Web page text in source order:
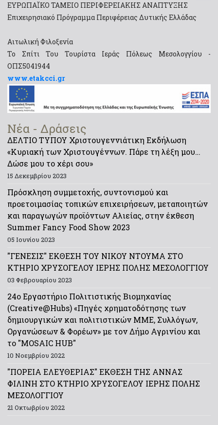
ΕΥΡΩΠΑΪΚΟ ΤΑΜΕΙΟ ΠΕΡΙΦΕΡΕΙΑΚΗΣ ΑΝΑΠΤΥΞΗΣ
Επιχειρησιακό Πρόγραμμα Περιφέρειας Δυτικής Ελλάδας
Αιτωλική Φιλοξενία
Το Σπίτι Του Τουρίστα Ιεράς Πόλεως Μεσολογγίου -
ΟΠΣ5041944
www.etakcci.gr
Νέα - Δράσεις
ΔΕΛΤΙΟ ΤΥΠΟΥ Χριστουγεννιάτικη Εκδήλωση
«Κυριακή των Χριστουγέννων. Πάρε τη λέξη μου…
Δώσε μου το χέρι σου»
15 Δεκεμβρίου 2023
Πρόσκληση συμμετοχής, συντονισμού και
προετοιμασίας τοπικών επιχειρήσεων, μεταποιητών
και παραγωγών προϊόντων Αλιείας, στην έκθεση
Summer Fancy Food Show 2023
05 Ιουνίου 2023
"ΓΕΝΕΣΙΣ" ΕΚΘΕΣΗ ΤΟΥ ΝΙΚΟΥ ΝΤΟΥΜΑ ΣΤΟ
ΚΤΗΡΙΟ ΧΡΥΣΟΓΕΛΟΥ ΙΕΡΗΣ ΠΟΛΗΣ ΜΕΣΟΛΟΓΓΙΟΥ
03 Φεβρουαρίου 2023
24ο Εργαστήριο Πολιτιστικής Βιομηχανίας
(Creative@Hubs) «Πηγές χρηματοδότησης των
δημιουργικών και πολιτιστικών ΜΜΕ, Συλλόγων,
Οργανώσεων & Φορέων» με τον Δήμο Αγρινίου και
το "MOSAIC HUB"
10 Νοεμβρίου 2022
"ΠΟΡΕΙΑ ΕΛΕΥΘΕΡΙΑΣ" ΕΚΘΕΣΗ ΤΗΣ ΑΝΝΑΣ
ΦΙΛΙΝΗ ΣΤΟ ΚΤΗΡΙΟ ΧΡΥΣΟΓΕΛΟΥ ΙΕΡΗΣ ΠΟΛΗΣ
ΜΕΣΟΛΟΓΓΙΟΥ
21 Οκτωβρίου 2022